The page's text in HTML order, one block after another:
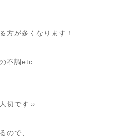
方が多くなります！
不調etc…
切です☺️
ので、